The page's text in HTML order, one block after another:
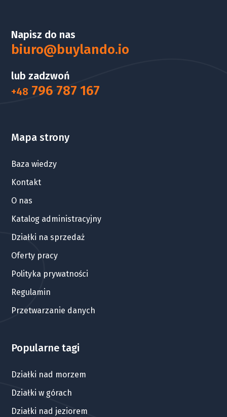
Napisz do nas
biuro@buylando.io
lub zadzwoń
+48 796 787 167
Mapa strony
Baza wiedzy
Kontakt
O nas
Katalog administracyjny
Działki na sprzedaż
Oferty pracy
Polityka prywatności
Regulamin
Przetwarzanie danych
Popularne tagi
Działki nad morzem
Działki w górach
Działki nad jeziorem